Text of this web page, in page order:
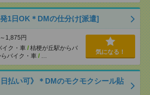
1日OK＊DMの仕分け[派遣]
1,875円
イク・車 / 桔梗が丘駅からバ
バイク・車 / …
気になる！
日払い可》＊DMのモクモクシール貼